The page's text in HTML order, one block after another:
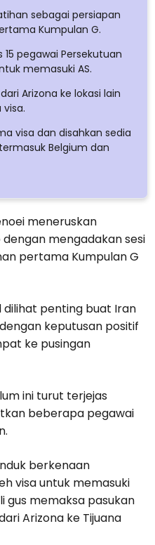
sebagai persiapan
Kumpulan G.
pegawai Persekutuan
memasuki AS.
Arizona ke lokasi lain
visa dan disahkan sedia
Belgium dan
meneruskan
dengan mengadakan sesi
pertama Kumpulan G
dilihat penting buat Iran
keputusan positif
ke pusingan
ini turut terjejas
beberapa pegawai
berkenaan
visa untuk memasuki
gus memaksa pasukan
Arizona ke Tijuana